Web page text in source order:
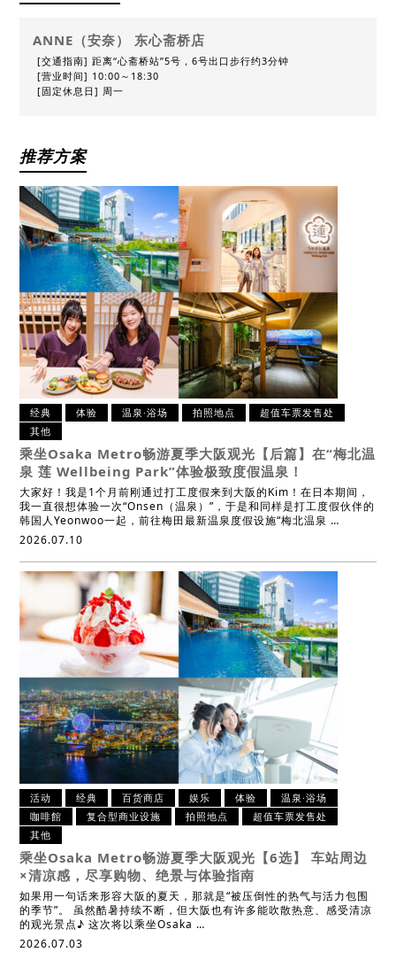
ANNE（安奈） 东心斋桥店
[交通指南] 距离“心斋桥站”5号，6号出口步行约3分钟
[营业时间] 10:00～18:30
[固定休息日] 周一
推荐方案
经典 体验 温泉·浴场 拍照地点
超值车票发售处
其他
乘坐Osaka Metro畅游夏季大阪观光【后篇】在“梅北温
泉 莲 Wellbeing Park”体验极致度假温泉！
大家好！我是1个月前刚通过打工度假来到大阪的Kim！在日本期间，
我一直很想体验一次“Onsen（温泉）”，于是和同样是打工度假伙伴的
韩国人Yeonwoo一起，前往梅田最新温泉度假设施“梅北温泉 …
2026.07.10
活动 经典 百货商店 娱乐 体验
温泉·浴场
咖啡館
复合型商业设施 拍照地点
超值车票发售处
其他
乘坐Osaka Metro畅游夏季大阪观光【6选】
车站周边
×清凉感，尽享购物、绝景与体验指南
如果用一句话来形容大阪的夏天，那就是“被压倒性的热气与活力包围
的季节”。 虽然酷暑持续不断，但大阪也有许多能吹散热意、感受清凉
的观光景点♪ 这次将以乘坐Osaka …
2026.07.03